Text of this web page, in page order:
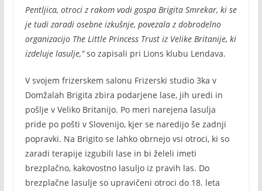
Pentljica, otroci z rakom vodi gospa Brigita Smrekar, ki se
je tudi zaradi osebne izkušnje, povezala z dobrodelno
organizacijo The Little Princess Trust iz Velike Britanije, ki
izdeluje lasulje,”so zapisali pri Lions klubu Lendava.
V svojem frizerskem salonu Frizerski studio 3ka v
Domžalah Brigita zbira podarjene lase, jih uredi in
pošlje v Veliko Britanijo. Po meri narejena lasulja
pride po pošti v Slovenijo, kjer se naredijo še zadnji
popravki. Na Brigito se lahko obrnejo vsi otroci, ki so
zaradi terapije izgubili lase in bi želeli imeti
brezplačno, kakovostno lasuljo iz pravih las. Do
brezplačne lasulje so upravičeni otroci do 18. leta